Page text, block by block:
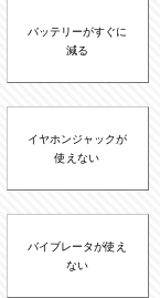
バッテリーがすぐに
減る
イヤホンジャックが
使えない
バイブレータが使え
ない